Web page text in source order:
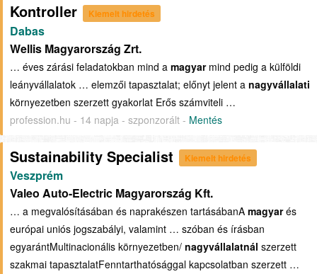
Kontroller Kiemelt hirdetés
Dabas
Wellis Magyarország Zrt.
… éves zárási feladatokban mind a magyarmind pedig a külföldi
leányvállalatok … elemzői tapasztalat; előnyt jelent a nagyvállalati
környezetben szerzett gyakorlat Erős számviteli …
profession.hu - 14 napja - szponzorált - Mentés
Sustainability Specialist Kiemelt hirdetés
Veszprém
Valeo Auto-Electric Magyarország Kft.
… a megvalósításában és naprakészen tartásábanA magyarés
európai uniós jogszabályi, valamint … szóban és írásban
egyarántMultinacionális környezetben/ nagyvállalatnál szerzett
szakmai tapasztalatFenntarthatósággal kapcsolatban szerzett …